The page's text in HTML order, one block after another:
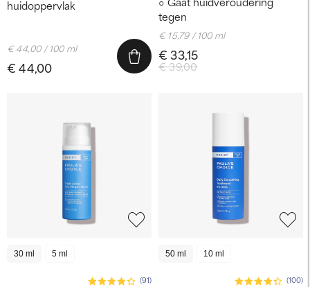
huidoppervlak
€ 44,00
€ 44,00 / 100 ml
tegen
€ 39,00
€ 33,15
€ 15,79 / 100 ml
30 ml 5 ml
(91)
50 ml 10 ml
(100)